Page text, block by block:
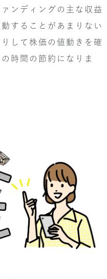
ンディングの主な収益
することがあまりない
して株価の値動きを確
時間の節約になりま